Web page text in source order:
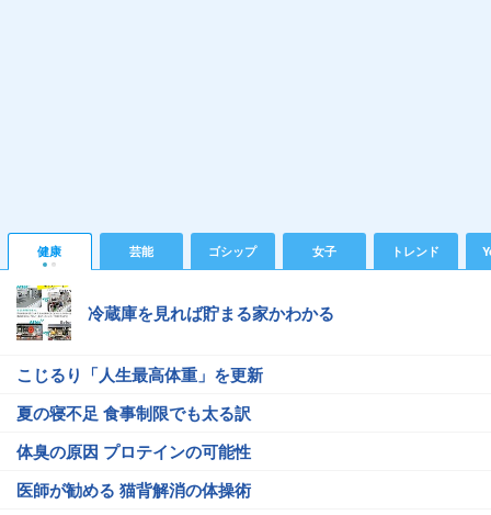
健康 芸能 ゴシップ 女子 トレンド
冷蔵庫を見れば貯まる家かわかる
こじるり「人生最高体重」を更新
夏の寝不足 食事制限でも太る訳
体臭の原因 プロテインの可能性
医師が勧める 猫背解消の体操術